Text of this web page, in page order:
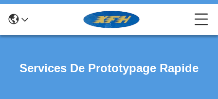
Services De Prototypage Rapide